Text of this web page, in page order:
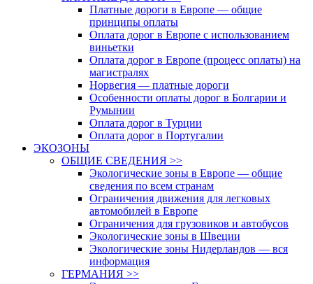
Платные дороги в Европе — общие
принципы оплаты
Оплата дорог в Европе с использованием
виньетки
Оплата дорог в Европе (процесс оплаты) на
магистралях
Норвегия — платные дороги
Особенности оплаты дорог в Болгарии и
Румынии
Оплата дорог в Турции
Оплата дорог в Португалии
ЭКОЗОНЫ
ОБЩИЕ СВЕДЕНИЯ >>
Экологические зоны в Европе — общие
сведения по всем странам
Ограничения движения для легковых
автомобилей в Европе
Ограничения для грузовиков и автобусов
Экологические зоны в Швеции
Экологические зоны Нидерландов — вся
информация
ГЕРМАНИЯ >>